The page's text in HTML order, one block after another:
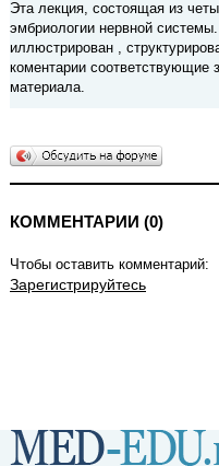
Эта лекция, состоящая из
эмбриологии нервной
иллюстрирован ,
коментарии соответствующие
материала.
КОММЕНТАРИИ (0)
Чтобы оставить комментарий:
Зарегистрируйтесь